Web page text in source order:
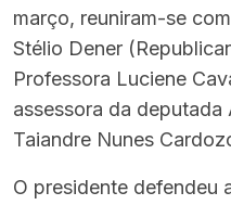
março, reuniram-se
Stélio Dener
Professora Luciene
assessora da deputada
Taiandre Nunes
O presidente defendeu